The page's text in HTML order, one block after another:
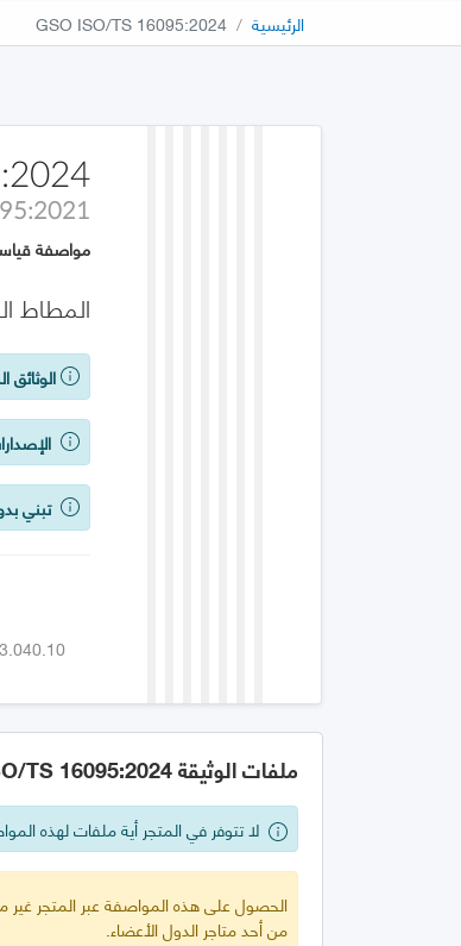
الرئيسية GSO ISO/TS 16095:2024
مواصفة
المطاط
الوثائق
تبني
ملفات الوثيقة GSO ISO/TS 16095:2024
لا تتوفر في المتجر أية ملفات لهذه
الحصول على هذه المواصفة عبر المتجر
من أحد متاجر الدول الأعضاء.